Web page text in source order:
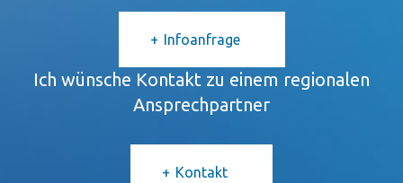
Infoanfrage
Ich wünsche Kontakt zu einem regionalen
Ansprechpartner
Kontakt